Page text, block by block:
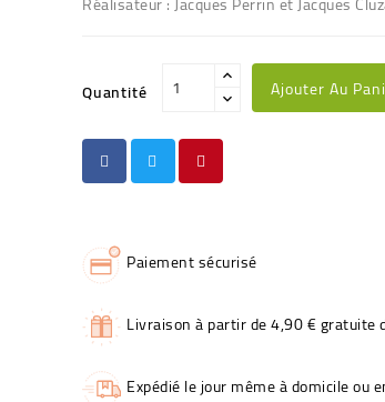
Quantité Ajouter Au
Paiement sécurisé
Livraison à partir de 4,90 € gratuite
Expédié le jour même à domicile ou